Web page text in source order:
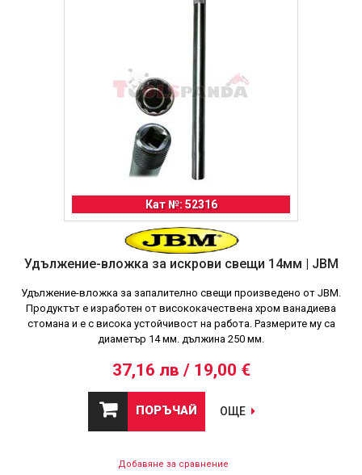
Кат №: 52316
Удължение-вложка за искрови свещи 14мм | JBM
Удължение-вложка за запалително свещи произведено от JBM.
Продуктът е изработен от висококачествена хром ванадиева
стомана и е с висока устойчивост на работа. Размерите му са
диаметър 14 мм. дължина 250 мм.
37,16 лв / 19,00 €
ПОРЪЧАЙ ОЩЕ
Добавяне за сравнение